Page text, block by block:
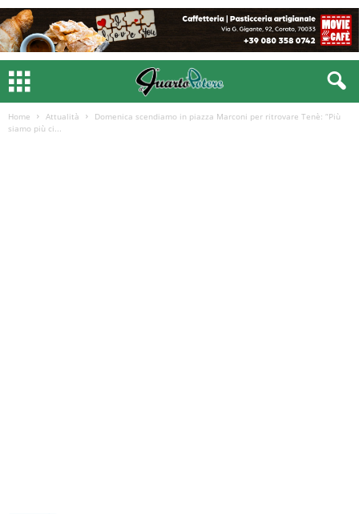
Home Attualità
Domenica scendiamo in piazza Marconi per ritrovare Tenè: “Più
siamo più ci...